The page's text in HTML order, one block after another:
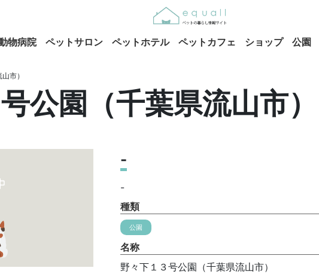
物病院 ペットサロン ペットホテル ペットカフェ ショップ 公園
市）
公園（千葉県流山市）
-
-
種類
公園
名称
野々下１３号公園（千葉県流山市）